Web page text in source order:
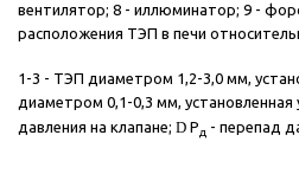
вентилятор; 8 - иллюминатор; 9 -
расположения ТЭП в печи
1-3 - ТЭП диаметром 1,2-3,0 мм,
диаметром 0,1-0,3 мм,
давления на клапане; D Рд - перепад